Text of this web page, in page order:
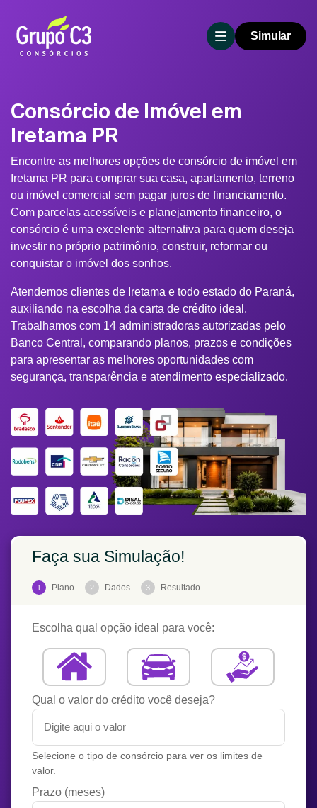
Simular
Consórcio de Imóvel em
Iretama PR
Encontre as melhores opções de consórcio de imóvel em
Iretama PR para comprar sua casa, apartamento, terreno
ou imóvel comercial sem pagar juros de financiamento.
Com parcelas acessíveis e planejamento financeiro, o
consórcio é uma excelente alternativa para quem deseja
investir no próprio patrimônio, construir, reformar ou
conquistar o imóvel dos sonhos.
Atendemos clientes de Iretama e todo estado do Paraná,
auxiliando na escolha da carta de crédito ideal.
Trabalhamos com 14 administradoras autorizadas pelo
Banco Central, comparando planos, prazos e condições
para apresentar as melhores oportunidades com
segurança, transparência e atendimento especializado.
Faça sua Simulação!
1 Plano 2 Dados 3 Resultado
Escolha qual opção ideal para você:
Qual o valor do crédito você deseja?
Selecione o tipo de consórcio para ver os limites de
valor.
Prazo (meses)